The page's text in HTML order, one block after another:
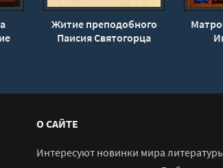
Житие преподобного
Паисия Святогорца
О САЙТЕ
Интересуют новинки мира